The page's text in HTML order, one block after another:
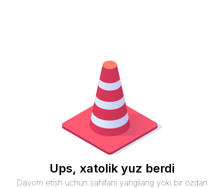
Ups, xatolik yuz berdi
Davom etish uchun sahifani yangilang yoki bir ozdan